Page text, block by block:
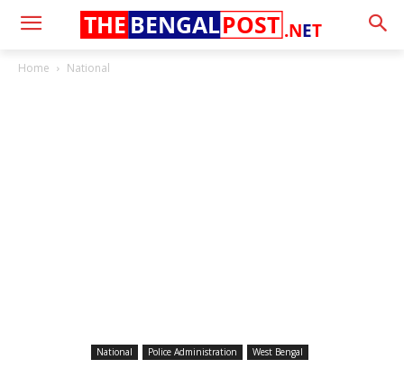
.NET
THE BENGALPOST
Home National
National Police Administration West Bengal